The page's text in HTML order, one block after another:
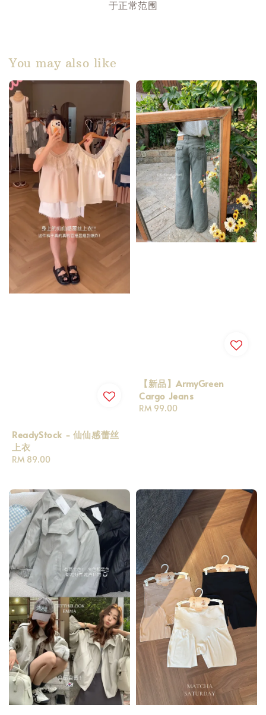
于正常范围
You may also like
ReadyStock - 仙仙感蕾丝
上衣
Regular
RM 89.00
【新品】ArmyGreen
Cargo Jeans
Regular
RM 99.00